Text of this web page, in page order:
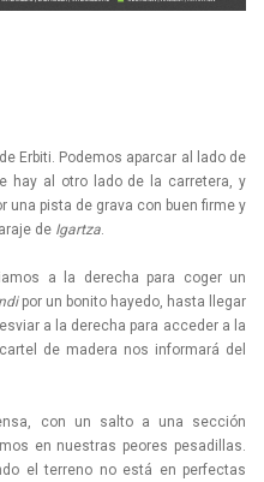
Erbiti. Podemos aparcar al lado de
hay al otro lado de la carretera, y
una pista de grava con buen firme y
de Igartza.
a la derecha para coger un
por un bonito hayedo, hasta llegar
a la derecha para acceder a la
de madera nos informará del
con un salto a una sección
en nuestras peores pesadillas.
el terreno no está en perfectas